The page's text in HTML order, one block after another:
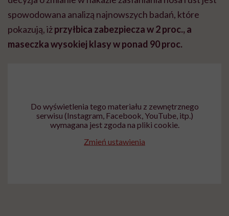
spowodowana analizą najnowszych badań, które
pokazują, iżprzyłbica zabezpiecza w 2 proc., a
maseczka wysokiej klasy w ponad 90 proc.
Do wyświetlenia tego materiału z zewnętrznego
serwisu (Instagram, Facebook, YouTube, itp.)
wymagana jest zgoda na pliki cookie.
Zmień ustawienia